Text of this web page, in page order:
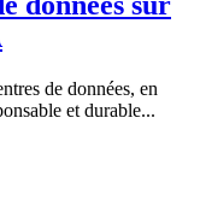
de données, en
et durable...